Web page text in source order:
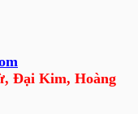
Đại Kim, Hoàng